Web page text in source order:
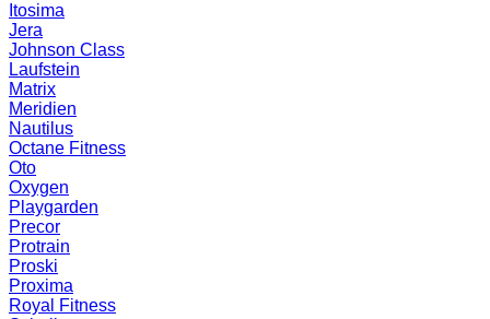
Itosima
Jera
Johnson Class
Laufstein
Matrix
Meridien
Nautilus
Octane Fitness
Oto
Oxygen
Playgarden
Precor
Protrain
Proski
Proxima
Royal Fitness